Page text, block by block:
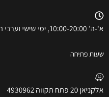
א'-ה' 10:00-20:00, ימי שישי וערבי חג 10:00-13:00
שעות פתיחה
אלקניאן 20 פתח תקווה 4930962